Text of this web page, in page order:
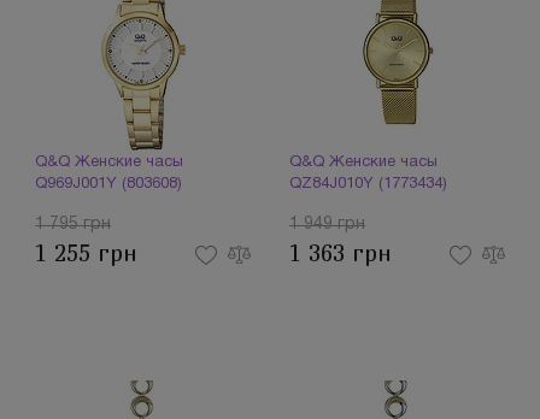
Q&Q Женские часы
Q969J001Y (803608)
1 795 грн
1 255 грн
Q&Q Женские часы
QZ84J010Y (1773434)
1 949 грн
1 363 грн